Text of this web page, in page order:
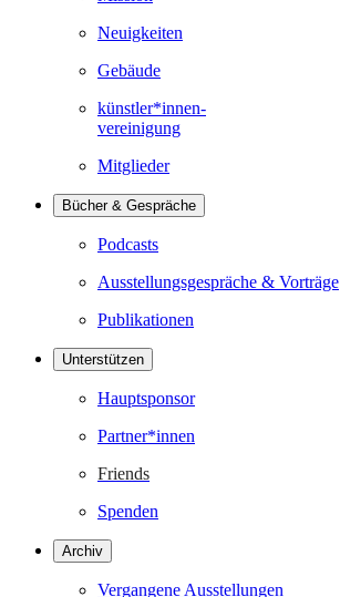
Neuigkeiten
Gebäude
künstler*innen-
vereinigung
Mitglieder
Bücher & Gespräche
Podcasts
Ausstellungsgespräche & Vorträge
Publikationen
Unterstützen
Hauptsponsor
Partner*innen
Friends
Spenden
Archiv
Vergangene Ausstellungen